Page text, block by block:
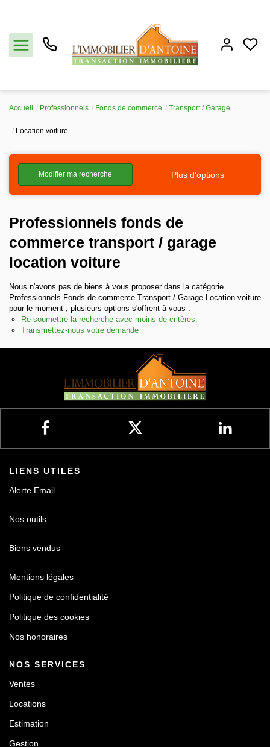
Vendre
Estimation
Notre agence
Partenaires
Nos avis
Contact
Accueil Professionnels Fonds de commerce Transport / Garage
Location voiture
Modifier ma recherche Plus d'options
Professionnels fonds de
commerce transport / garage
location voiture
Nous n'avons pas de biens à vous proposer dans la catégorie
Professionnels Fonds de commerce Transport / Garage Location voiture
pour le moment , plusieurs options s'offrent à vous :
Re-soumettre la recherche avec moins de critères.
Transmettez-nous votre demande
LIENS UTILES
Alerte Email
Nos outils
Biens vendus
Mentions légales
Politique de confidentialité
Politique des cookies
Nos honoraires
NOS SERVICES
Ventes
Locations
Estimation
Gestion